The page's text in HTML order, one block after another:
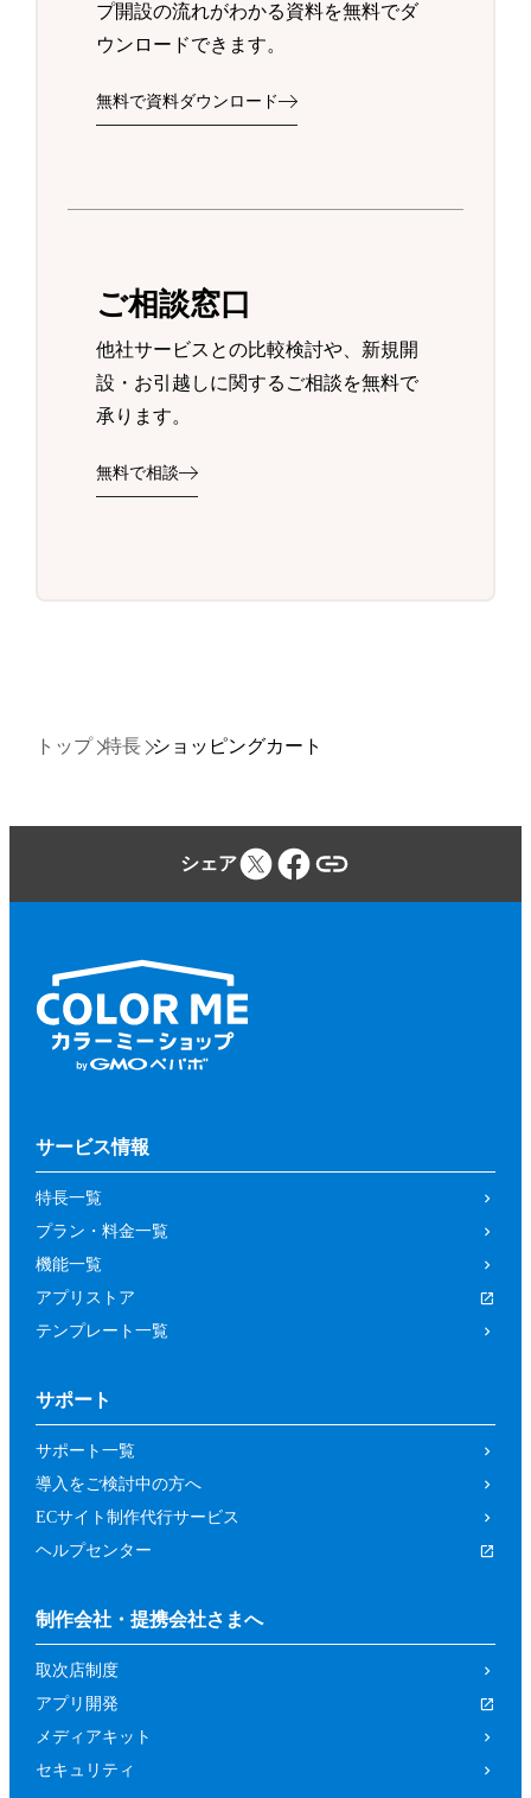
プ開設の流れがわかる資料を無料でダ
ウンロードできます。
無料で資料ダウンロード
ご相談窓口
他社サービスとの比較検討や、新規開
設・お引越しに関するご相談を無料で
承ります。
無料で相談
トップ 特長 ショッピングカート
シェア
サービス情報
特長一覧
プラン・料金一覧
機能一覧
アプリストア
テンプレート一覧
サポート
サポート一覧
導入をご検討中の方へ
ECサイト制作代行サービス
ヘルプセンター
制作会社・提携会社さまへ
取次店制度
アプリ開発
メディアキット
セキュリティ